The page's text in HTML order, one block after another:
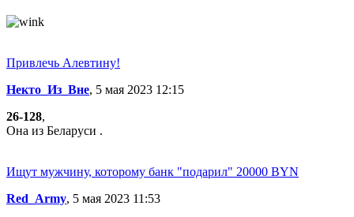
Привлечь Алевтину!
Некто_Из_Вне, 5 мая 2023 12:15
26-128,
Она из Беларуси .
Ищут мужчину, которому банк "подарил" 20000 BYN
Red_Army, 5 мая 2023 11:53